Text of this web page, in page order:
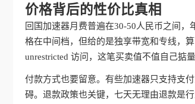
价格背后的性价比真相
回国加速器月费普遍在30-50人民币之间
格在中间档，但给的是独享带宽和专线，
unrestricted 访问，这笔买卖值不值自己掂量
付款方式也要留意。有些加速器只支持支
碍。退款政策也关键，七天无理由退款是